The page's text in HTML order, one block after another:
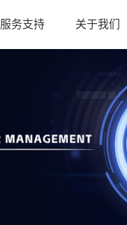
服务支持 关于我们